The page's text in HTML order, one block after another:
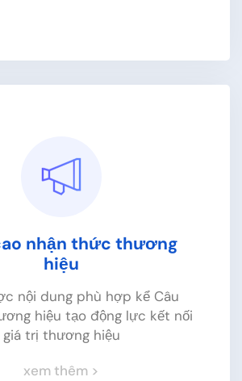
Traffic truy cập
chiến thuật SEO, digital ads,
website
nhận thức thương
hiệu
nội dung phù hợp kể Câu
hiệu tạo động lực kết nối
giá trị thương hiệu
xem thêm >